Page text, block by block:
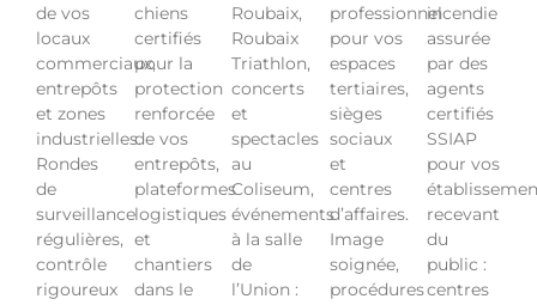
de vos
locaux
commerciaux,
entrepôts
et zones
industrielles.
Rondes
de
surveillance
régulières,
contrôle
rigoureux
chiens
certifiés
pour la
protection
renforcée
de vos
entrepôts,
plateformes
logistiques
et
chantiers
dans le
Roubaix,
Roubaix
Triathlon,
concerts
et
spectacles
au
Coliseum,
événements
à la salle
de
l’Union :
professionnel
pour vos
espaces
tertiaires,
sièges
sociaux
et
centres
d’affaires.
Image
soignée,
procédures
incendie
assurée
par des
agents
certifiés
SSIAP
pour vos
recevant
du
public :
centres